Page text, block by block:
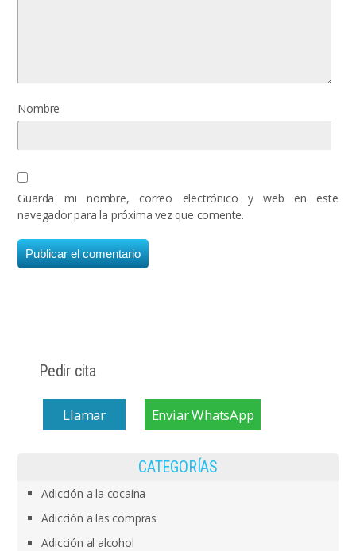
Nombre
Guarda mi nombre, correo electrónico y web en este
navegador para la próxima vez que comente.
Pedir cita
Llamar Enviar WhatsApp
CATEGORÍAS
Adicción a la cocaína
Adicción a las compras
Adicción al alcohol